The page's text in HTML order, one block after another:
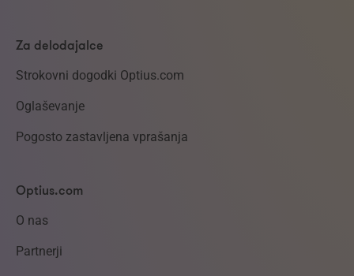
Za delodajalce
Strokovni dogodki Optius.com
Oglaševanje
Pogosto zastavljena vprašanja
Optius.com
O nas
Partnerji